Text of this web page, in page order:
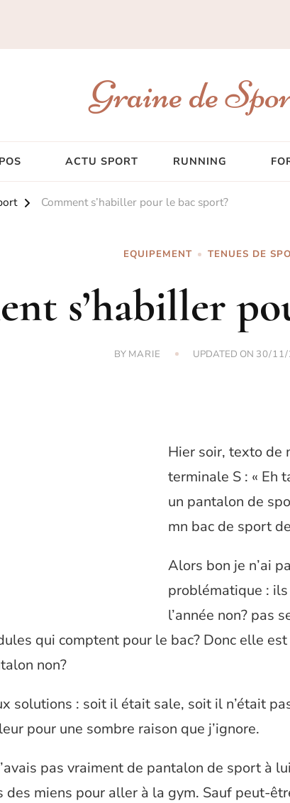
Graine de
ACTU SPORT RUNNING
Comment s’habiller pour le bac sport?
EQUIPEMENT TENUES DE
s’habiller
BY MARIE UPDATED ON 30/
Hier soir, texto de
terminale S : « Eh
un pantalon de
mn bac de sport
Alors bon je n’ai
problématique :
l’année non? pas
qui comptent pour le bac? Donc elle
non?
solutions : soit il était sale, soit il n’était
pour une sombre raison que j’ignore.
pas vraiment de pantalon de sport à
des miens pour aller à la gym. Sauf peut-